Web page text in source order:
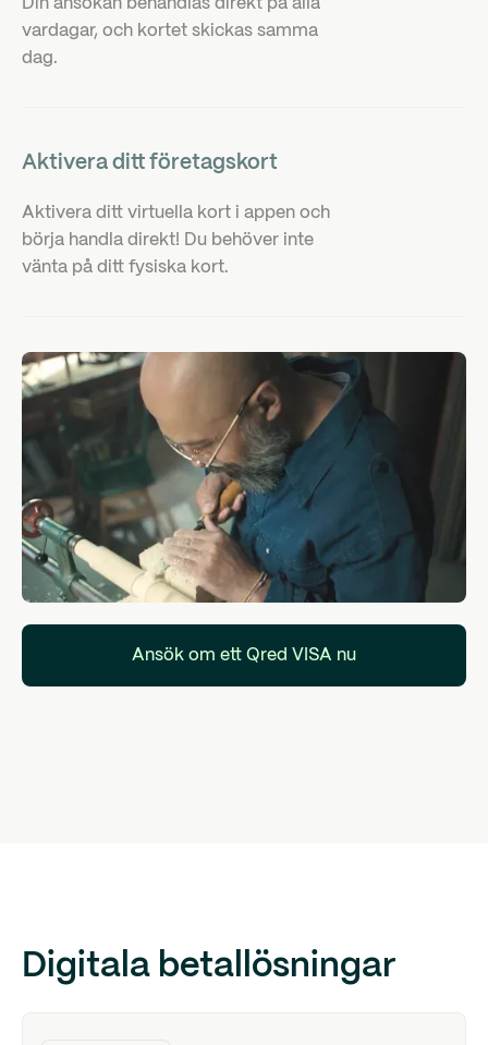
Din ansökan behandlas direkt på alla
vardagar, och kortet skickas samma
dag.
Aktivera ditt företagskort
Aktivera ditt virtuella kort i appen och
börja handla direkt! Du behöver inte
vänta på ditt fysiska kort.
Ansök om ett Qred VISA nu
Digitala betallösningar